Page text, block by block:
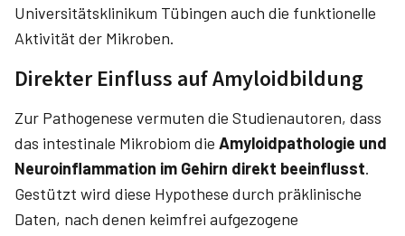
Universitätsklinikum Tübingen auch die funktionelle
Aktivität der Mikroben.
Direkter Einfluss auf Amyloidbildung
Zur Pathogenese vermuten die Studienautoren, dass
das intestinale Mikrobiom die Amyloidpathologie und
Neuroinflammation im Gehirn direkt beeinflusst.
Gestützt wird diese Hypothese durch präklinische
Daten, nach denen keimfrei aufgezogene